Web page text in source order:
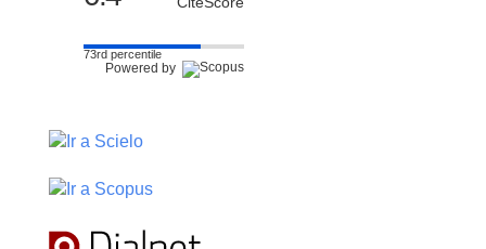
73rd percentile
Powered by